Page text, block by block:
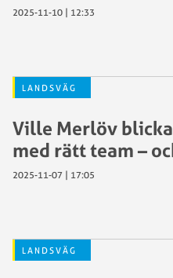
2025-11-10 | 12:33
LANDSVÄG
Ville Merlöv
med rätt team –
2025-11-07 | 17:05
LANDSVÄG